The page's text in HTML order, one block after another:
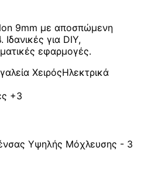
9mm με αποσπώμενη
για DIY,
εφαρμογές.
ΧειρόςΗλεκτρικά
+3
Υψηλής Μόχλευσης - 3